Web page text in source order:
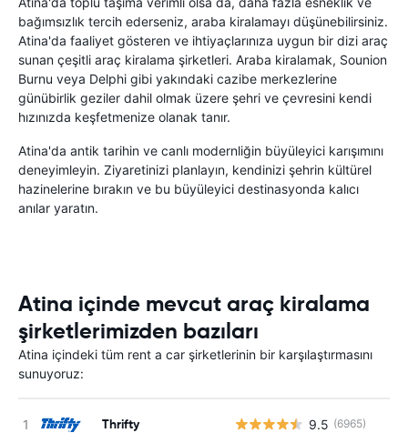
bağımsızlık tercih ederseniz, araba kiralamayı düşünebilirsiniz.
Atina'da faaliyet gösteren ve ihtiyaçlarınıza uygun bir dizi araç
sunan çeşitli araç kiralama şirketleri. Araba kiralamak, Sounion
Burnu veya Delphi gibi yakındaki cazibe merkezlerine
günübirlik geziler dahil olmak üzere şehri ve çevresini kendi
hızınızda keşfetmenize olanak tanır.
Atina'da antik tarihin ve canlı modernliğin büyüleyici karışımını
deneyimleyin. Ziyaretinizi planlayın, kendinizi şehrin kültürel
hazinelerine bırakın ve bu büyüleyici destinasyonda kalıcı
anılar yaratın.
Atina içinde mevcut araç kiralama
şirketlerimizden bazıları
Atina içindeki tüm rent a car şirketlerinin bir karşılaştırmasını
sunuyoruz:
Thrifty 9.5 (6965)